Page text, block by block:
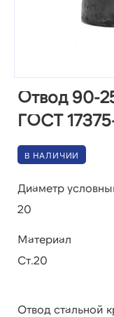
Отвод 90-
ГОСТ
В НАЛИЧИИ
Диаметр
20
Материал
Ст.20
Отвод стальной